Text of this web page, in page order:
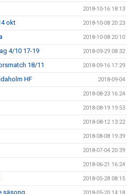
2018-10-16 18:13
okt 2018-10-08 20:23
2018-10-08 20:10
4/10 17-19 2018-09-29 08:32
18/11 2018-09-16 17:29
HF 2018-09-04
2018-08-23 16:24
2018-08-19 19:53
2018-08-12 13:22
2018-08-08 19:39
2018-07-04 20:39
2018-06-21 16:24
2018-05-28 08:15
säsong